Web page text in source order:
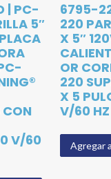
| PC-
5″
CON
V/60
6795-
220
X 5″
OR
220
X 5
V/60 HZ
Agregar